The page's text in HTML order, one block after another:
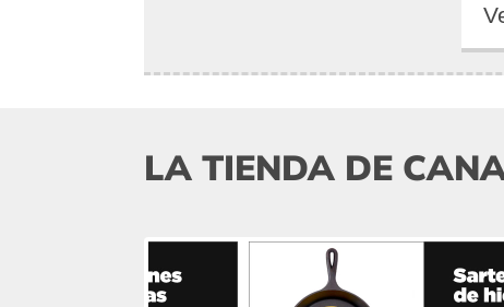
LA TIENDA DE